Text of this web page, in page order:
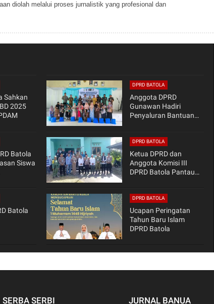
diolah melalui proses jurnalistik yang profesional dan
Sahkan
2025
DPRD BATOLA
Anggota DPRD
Gunawan Hadiri
Penyaluran Bantuan
Batola
Siswa
DPRD BATOLA
Ketua DPRD dan
Anggota Komisi III
DPRD Batola Pantau
Batola
DPRD BATOLA
Ucapan Peringatan
Tahun Baru Islam
DPRD Batola
SERBA SERBI JURNAL BANUA